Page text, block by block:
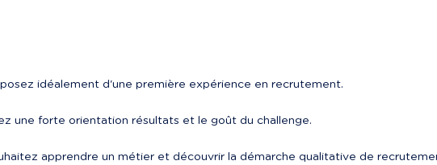
idéalement d'une première expérience en recrutement.
une forte orientation résultats et le goût du challenge.
apprendre un métier et découvrir la démarche qualitative de